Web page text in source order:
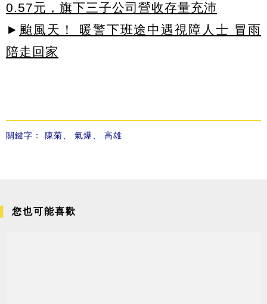
0.57元，旗下三子公司營收存量充沛
► 颱風天！ 暖警下班途中遇視障人士 冒雨
陪走回家
關鍵字： 陳菊、 氣爆、 高雄
您也可能喜歡